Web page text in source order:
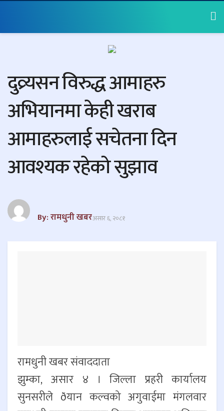
दुव्र्यसन विरुद्ध आमाहरु
अभियानमा केही खराब
आमाहरुलाई सचेतना दिन
आवश्यक रहेको सुझाव
By: रामधुनी खबरअसार ६, २०८१
रामधुनी खबर संवाददाता
झुम्का, असार ४ । जिल्ला प्रहरी कार्यालय
सुनसरीले ðयान कल्वको अगुवाईमा मंगलवार